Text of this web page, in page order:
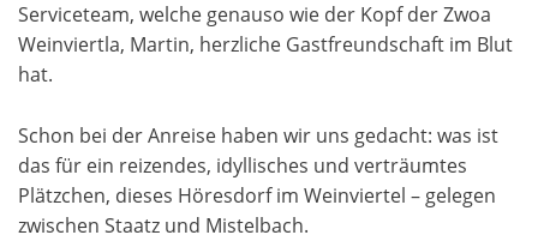
Serviceteam, welche genauso wie der Kopf der Zwoa
Weinviertla, Martin, herzliche Gastfreundschaft im Blut
hat.
Schon bei der Anreise haben wir uns gedacht: was ist
das für ein reizendes, idyllisches und verträumtes
Plätzchen, dieses Höresdorf im Weinviertel – gelegen
zwischen Staatz und Mistelbach.